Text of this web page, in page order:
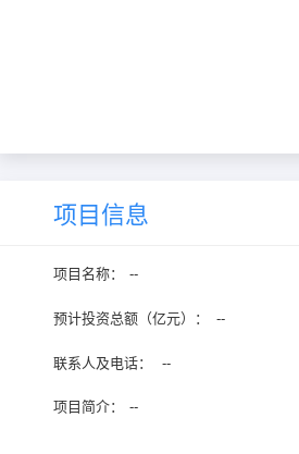
项目信息
项目名称： --
预计投资总额（亿元）： --
联系人及电话： --
项目简介： --